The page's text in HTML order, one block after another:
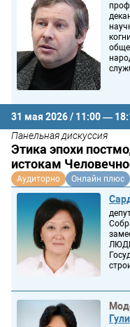
31 мая 2026 / 11:00 —
Панельная дискуссия
Этика эпохи
истокам
Аудиторно Онлайн плюс